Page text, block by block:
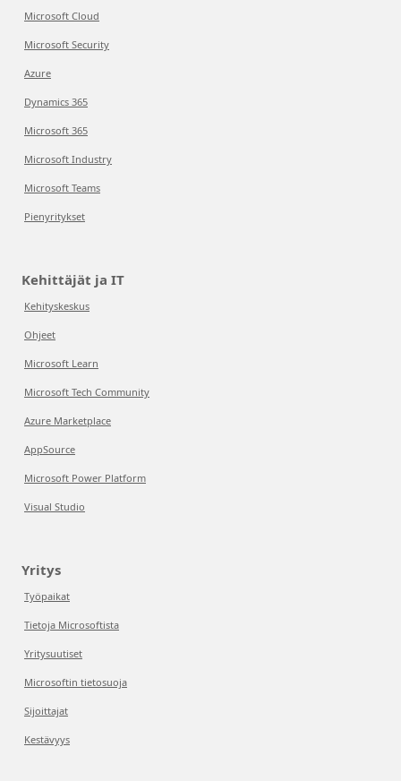
Microsoft Cloud
Microsoft Security
Azure
Dynamics 365
Microsoft 365
Microsoft Industry
Microsoft Teams
Pienyritykset
Kehittäjät ja IT
Kehityskeskus
Ohjeet
Microsoft Learn
Microsoft Tech Community
Azure Marketplace
AppSource
Microsoft Power Platform
Visual Studio
Yritys
Työpaikat
Tietoja Microsoftista
Yritysuutiset
Microsoftin tietosuoja
Sijoittajat
Kestävyys